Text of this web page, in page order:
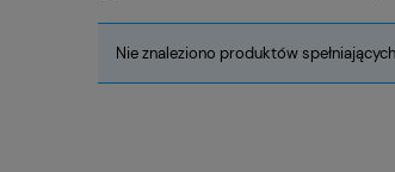
Nie znaleziono produktów